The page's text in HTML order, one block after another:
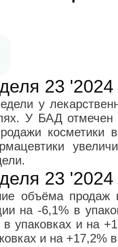
23
у
У БАД
23
объёма
на -6,1% в
упаковках и на
и на +17,2%